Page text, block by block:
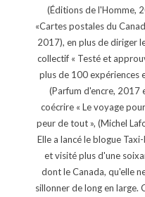
(Éditions de l'Homme,
«Cartes postales du
2017), en plus de diriger
collectif « Testé et
plus de 100 expériences
(Parfum d'encre, 2017
coécrire « Le voyage
peur de tout », (Michel
Elle a lancé le blogue
et visité plus d'une
dont le Canada, qu'elle
sillonner de long en large.